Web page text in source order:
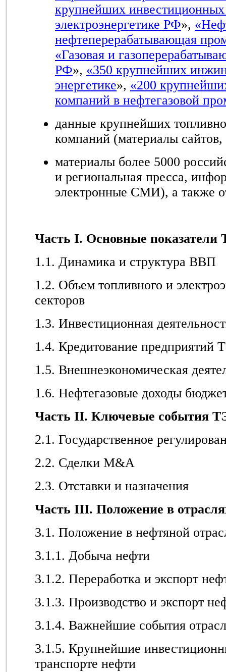
крупнейших инвестиционных
электроэнергетике РФ»,
нефтеперерабатывающая
«Газовая и
РФ», «350 крупнейших
энергетике», «200
компаний в нефтегазовой
данные крупнейших
компаний (материалы
материалы более 5000
и региональная пресса,
электронные СМИ), а также
Часть I. Основные показатели
1.1. Динамика и структура ВВП
1.2. Объем топливного и
секторов
1.3. Инвестиционная
1.4. Кредитование предприятий
1.5. Внешнеэкономическая
1.6. Нефтегазовые доходы
Часть II. Ключевые события
2.1. Государственное
2.2. Сделки M&A
2.3. Отставки и назначения
Часть III. Положение в
3.1. Положение в нефтяной
3.1.1. Добыча нефти
3.1.2. Переработка и экспорт
3.1.3. Производство и экспорт
3.1.4. Важнейшие события
3.1.5. Крупнейшие
транспорте нефти